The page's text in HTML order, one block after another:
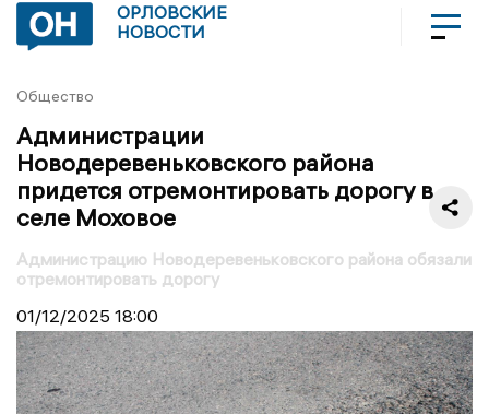
ОРЛОВСКИЕ
НОВОСТИ
Общество
Администрации
Новодеревеньковского района
придется отремонтировать дорогу в
селе Моховое
Администрацию Новодеревеньковского района обязали
отремонтировать дорогу
01/12/2025 18:00